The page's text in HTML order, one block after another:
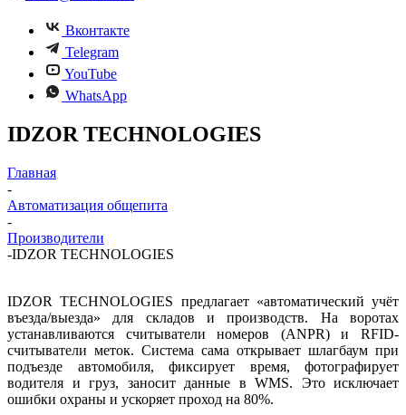
Вконтакте
Telegram
YouTube
WhatsApp
IDZOR TECHNOLOGIES
Главная
-
Автоматизация общепита
-
Производители
-IDZOR TECHNOLOGIES
IDZOR TECHNOLOGIES предлагает «автоматический учёт
въезда/выезда» для складов и производств. На воротах
устанавливаются считыватели номеров (ANPR) и RFID-
считыватели меток. Система сама открывает шлагбаум при
подъезде автомобиля, фиксирует время, фотографирует
водителя и груз, заносит данные в WMS. Это исключает
ошибки охраны и ускоряет проход на 80%.